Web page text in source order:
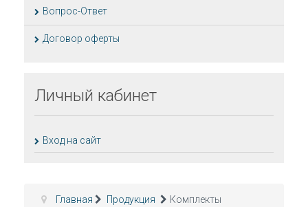
Вопрос-Ответ
Договор оферты
Личный кабинет
Вход на сайт
Главная Продукция Комплекты